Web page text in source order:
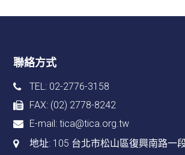
聯絡方式
TEL: 02-2776-3158
FAX: (02) 2778-8242
E-mail:tica@tica.org.tw
地址: 105 台北市松山區復興南路一